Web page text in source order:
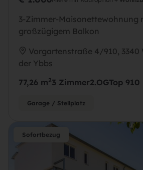
3-Zimmer-Maisonettewohnung
großzügigem Balkon
Vorgartenstraße 4/910, 3340
der Ybbs
77,26 m23 Zimmer2.OGTop 910
Garage / Stellplatz
Sofortbezug